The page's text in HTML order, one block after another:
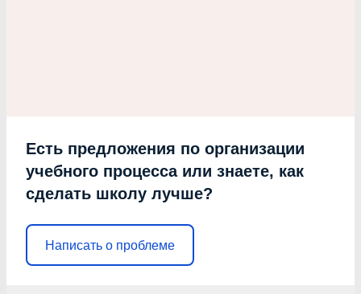
Есть предложения по организации
учебного процесса или знаете, как
сделать школу лучше?
Написать о проблеме